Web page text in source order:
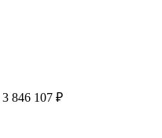
3 846 107 ₽